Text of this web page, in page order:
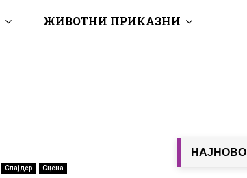
ЖИВОТНИ ПРИКАЗНИ
Слајдер Сцена
НАЈНОВО